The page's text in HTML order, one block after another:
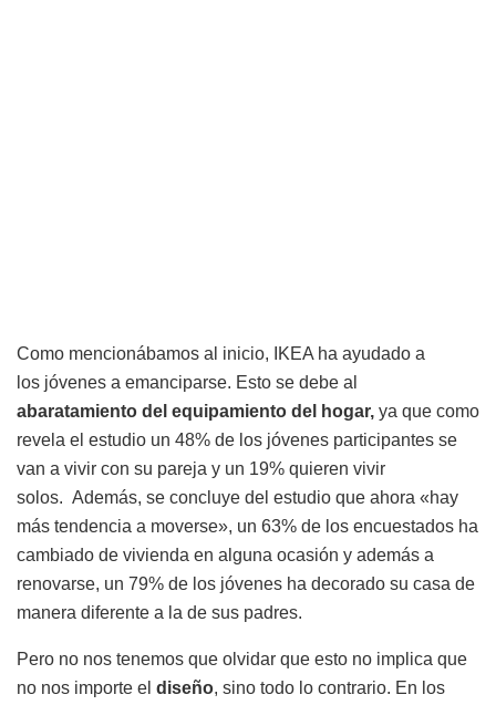
Como mencionábamos al inicio, IKEA ha ayudado a
los jóvenes a emanciparse. Esto se debe al
abaratamiento del equipamiento del hogar, ya que como
revela el estudio un 48% de los jóvenes participantes se
van a vivir con su pareja y un 19% quieren vivir
solos. Además, se concluye del estudio que ahora «hay
más tendencia a moverse», un 63% de los encuestados ha
cambiado de vivienda en alguna ocasión y además a
renovarse, un 79% de los jóvenes ha decorado su casa de
manera diferente a la de sus padres.
Pero no nos tenemos que olvidar que esto no implica que
no nos importe el diseño, sino todo lo contrario. En los